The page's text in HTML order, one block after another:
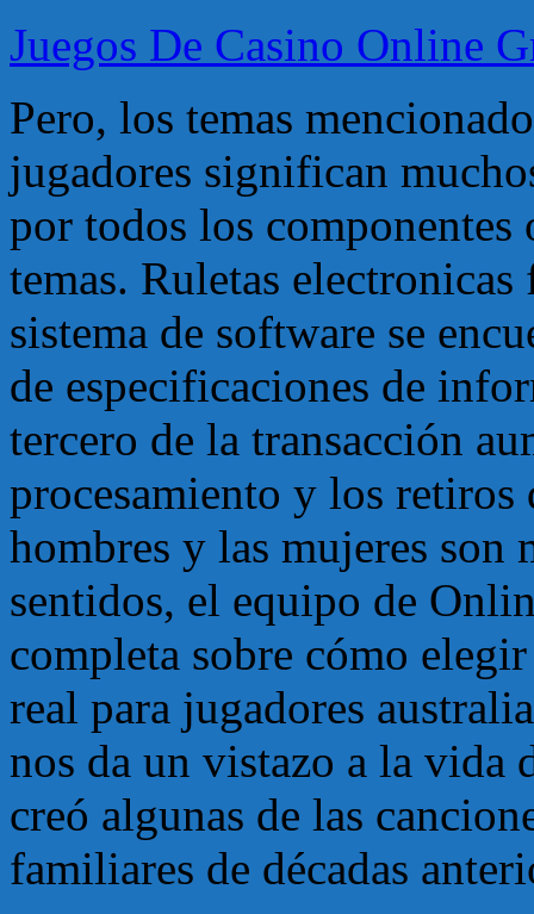
Juegos De Casino Online
Pero, los temas
jugadores significan
por todos los componentes
temas. Ruletas
sistema de software se
de especificaciones de
tercero de la transacción
procesamiento y los
hombres y las mujeres son
sentidos, el equipo de
completa sobre cómo
real para jugadores
nos da un vistazo a la vida
creó algunas de las
familiares de décadas